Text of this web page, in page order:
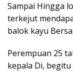
Sampai Hingga
terkejut
balok kayu
Perempuan 25
kepala Di,